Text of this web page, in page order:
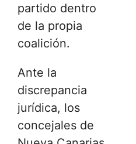
partido dentro
de la propia
coalición.
Ante la
discrepancia
jurídica, los
concejales de